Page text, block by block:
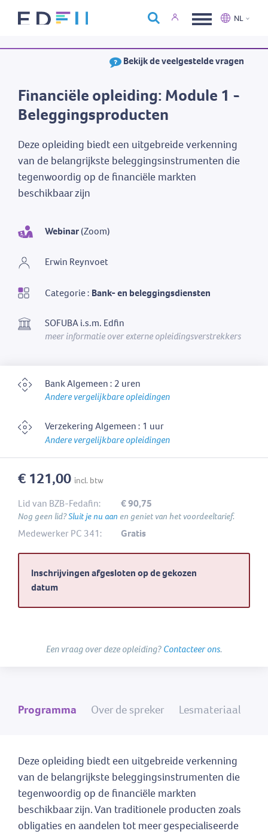
Over Edfin
Kalender
NL
Français
Bekijk de veelgestelde vragen
Webinar(Zoom)
Erwin Reynvoet
Categorie : Bank- en beleggingsdiensten
SOFUBA i.s.m. Edfin
meer informatie over externe opleidingsverstrekkers
Financiële opleiding: Module 1 -
Beleggingsproducten
Deze opleiding biedt een uitgebreide verkenning
van de belangrijkste beleggingsinstrumenten die
tegenwoordig op de financiële markten
beschikbaar zijn
Bank Algemeen : 2 uren
Andere vergelijkbare opleidingen
Verzekering Algemeen : 1 uur
Andere vergelijkbare opleidingen
€ 121,00 incl. btw
Lid van BZB-Fedafin: € 90,75
Nog geen lid?Sluit je nu aan en geniet van het voordeeltarief.
Medewerker PC 341: Gratis
Inschrijvingen afgesloten op de gekozen
datum
Een vraag over deze opleiding?Contacteer ons.
Programma Over de spreker Lesmateriaal
Deze opleiding biedt een uitgebreide verkenning
van de belangrijkste beleggingsinstrumenten die
tegenwoordig op de financiële markten
beschikbaar zijn. Van traditionele producten zoals
obligaties en aandelen tot meer gespecialiseerde